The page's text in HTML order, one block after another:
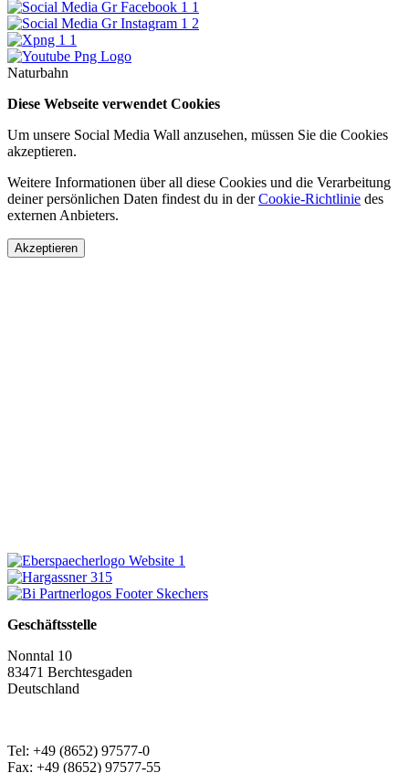
Naturbahn
Diese Webseite verwendet Cookies
Um unsere Social Media Wall anzusehen, müssen Sie die Cookies
akzeptieren.
Weitere Informationen über all diese Cookies und die Verarbeitung
deiner persönlichen Daten findest du in derCookie-Richtlinie des
externen Anbieters.
Akzeptieren
Geschäftsstelle
Nonntal 10
83471 Berchtesgaden
Deutschland
Tel: +49 (8652) 97577-0
Fax: +49 (8652) 97577-55